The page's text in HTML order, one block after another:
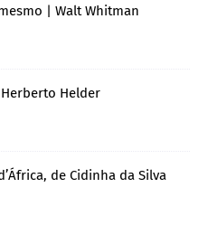
| Walt Whitman
Helder
de Cidinha da Silva